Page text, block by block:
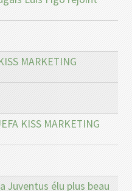
MARKETING
KISS MARKETING
Juventus élu plus beau